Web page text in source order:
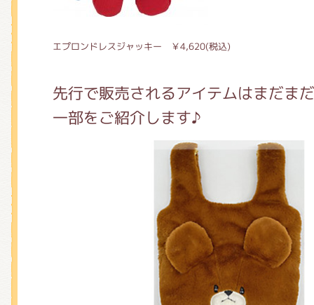
エプロンドレスジャッキー ￥4,620(税込)
先行で販売されるアイテムはまだま
一部をご紹介します♪